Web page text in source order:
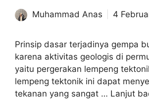
Muhammad Anas 4
Prinsip dasar terjadinya gempa
karena aktivitas geologis di
yaitu pergerakan lempeng
lempeng tektonik ini dapat
tekanan yang sangat … Lanjut